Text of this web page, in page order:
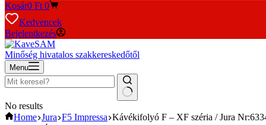
Kosár0 Ft 0
Kedvencek
Bejelentkezés
Minőség hivatalos szakkereskedőtől
Menu
No results
Home Jura F5 Impressa Kávékifolyó F – XF széria / Jura